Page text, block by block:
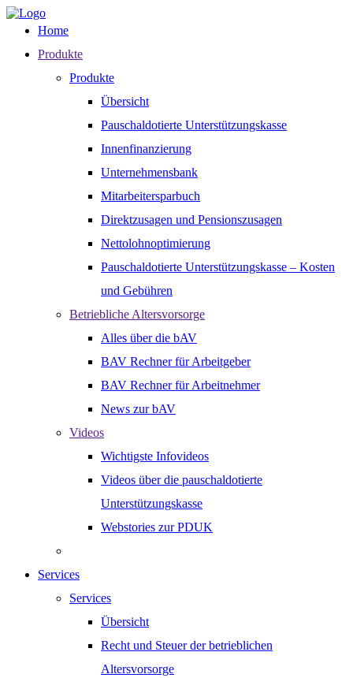
Home
Produkte
Produkte
Übersicht
Pauschaldotierte Unterstützungskasse
Innenfinanzierung
Unternehmensbank
Mitarbeitersparbuch
Direktzusagen und Pensionszusagen
Nettolohnoptimierung
Pauschaldotierte Unterstützungskasse – Kosten
und Gebühren
Betriebliche Altersvorsorge
Alles über die bAV
BAV Rechner für Arbeitgeber
BAV Rechner für Arbeitnehmer
News zur bAV
Videos
Wichtigste Infovideos
Videos über die pauschaldotierte
Unterstützungskasse
Webstories zur PDUK
Services
Services
Übersicht
Recht und Steuer der betrieblichen
Altersvorsorge